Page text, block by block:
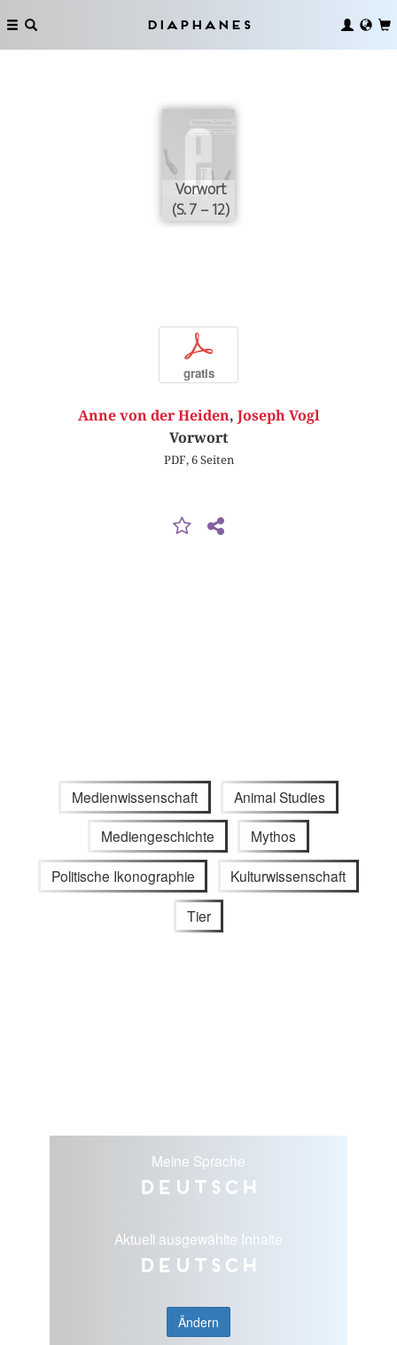
Diaphanes
Vorwort
(S. 7 – 12)
p
gratis
Anne von der Heiden, Joseph Vogl
Vorwort
PDF, 6 Seiten
Medienwissenschaft Animal Studies
Mediengeschichte Mythos
Politische Ikonographie Kulturwissenschaft
Tier
Meine Sprache
Deutsch
Aktuell ausgewählte Inhalte
Deutsch
Ändern